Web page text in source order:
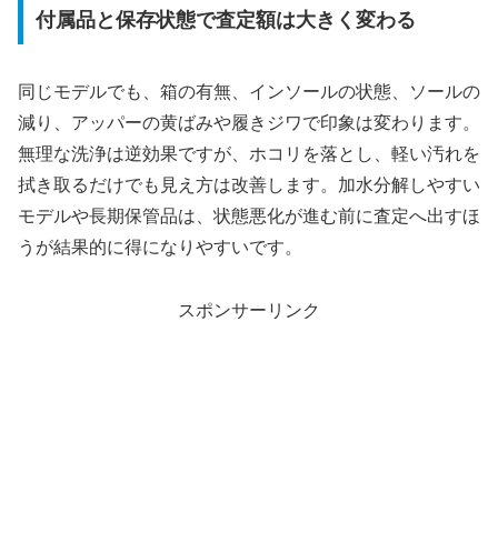
付属品と保存状態で査定額は大きく変わる
同じモデルでも、箱の有無、インソールの状態、ソールの
減り、アッパーの黄ばみや履きジワで印象は変わります。
無理な洗浄は逆効果ですが、ホコリを落とし、軽い汚れを
拭き取るだけでも見え方は改善します。加水分解しやすい
モデルや長期保管品は、状態悪化が進む前に査定へ出すほ
うが結果的に得になりやすいです。
スポンサーリンク